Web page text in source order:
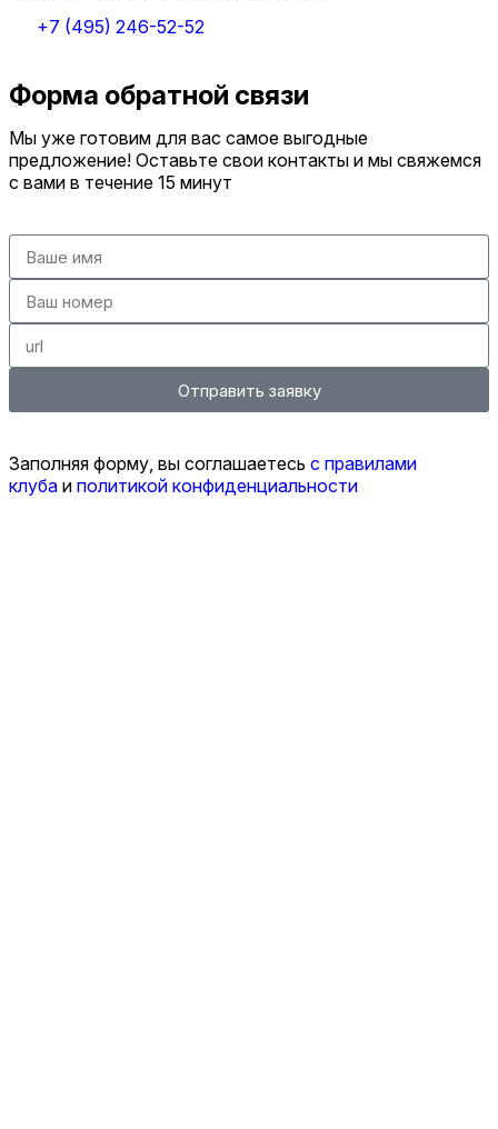
+7 (495) 246-52-52
Форма обратной связи
Мы уже готовим для вас самое выгодные
предложение! Оставьте свои контакты и мы свяжемся
с вами в течение 15 минут
Отправить заявку
Заполняя форму, вы соглашаетесь с правилами
клуба и политикой конфиденциальности